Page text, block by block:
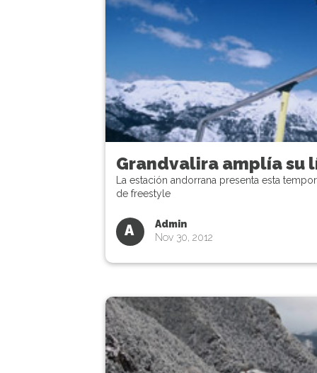
Grandvalira amplía su
La estación andorrana presenta esta
de freestyle
A
Admin
Nov 30, 2012